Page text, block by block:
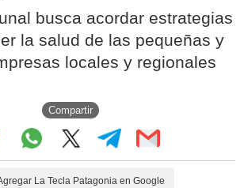
busca acordar estrategias
la salud de las pequeñas y
locales y regionales
Compartir
La Tecla Patagonia en Google